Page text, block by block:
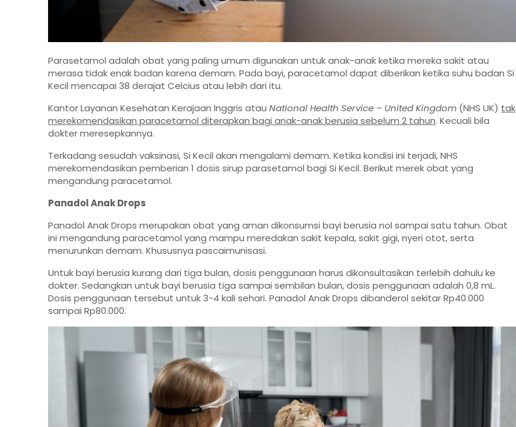
Parasetamol adalah obat yang paling umum digunakan untuk anak-anak ketika mereka sakit atau
merasa tidak enak badan karena demam. Pada bayi, paracetamol dapat diberikan ketika suhu badan Si
Kecil mencapai 38 derajat Celcius atau lebih dari itu.
Kantor Layanan Kesehatan Kerajaan Inggris atau National Health Service – United Kingdom (NHS UK) tak
merekomendasikan paracetamol diterapkan bagi anak-anak berusia sebelum 2 tahun. Kecuali bila
dokter meresepkannya.
Terkadang sesudah vaksinasi, Si Kecil akan mengalami demam. Ketika kondisi ini terjadi, NHS
merekomendasikan pemberian 1 dosis sirup parasetamol bagi Si Kecil. Berikut merek obat yang
mengandung paracetamol.
Panadol Anak Drops
Panadol Anak Drops merupakan obat yang aman dikonsumsi bayi berusia nol sampai satu tahun. Obat
ini mengandung paracetamol yang mampu meredakan sakit kepala, sakit gigi, nyeri otot, serta
menurunkan demam. Khususnya pascaimunisasi.
Untuk bayi berusia kurang dari tiga bulan, dosis penggunaan harus dikonsultasikan terlebih dahulu ke
dokter. Sedangkan untuk bayi berusia tiga sampai sembilan bulan, dosis penggunaan adalah 0,8 mL.
Dosis penggunaan tersebut untuk 3-4 kali sehari. Panadol Anak Drops dibanderol sekitar Rp40.000
sampai Rp80.000.